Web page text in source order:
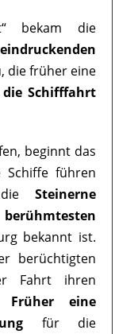
bekam die
die früher eine
Schifffahrt
beginnt das
Schiffe führen
Steinerne
berühmtesten
bekannt ist.
berüchtigten
Fahrt ihren
Früher eine
für die